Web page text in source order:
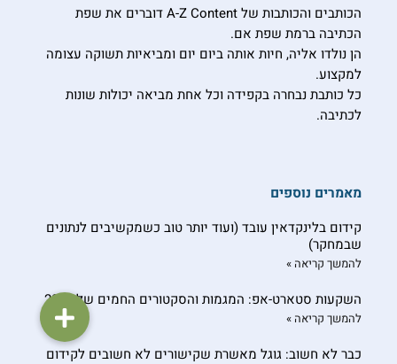
הכותבים והכותבות של A-Z Content דוברים את שפת
הכתיבה ברמת שפת אם.
הן נולדו אליה, חיות אותה ביום יום ומביאיות תשוקה עצומה
למקצוע.
כל כותבת נבחרה בקפידה וכל אחת מביאה יכולות שונות
לכתיבה.
מאמרים נוספים
קידום בלינקדאין עובד (ועוד יותר טוב כשמקשיבים לנתונים
שבמחקר)
להמשך קריאה »
השקעות סטארט-אפ: המגמות והסקטורים החמים של 2025
להמשך קריאה »
כבר לא חשוב: גוגל מאשרת שקישורים לא חשובים לקידום